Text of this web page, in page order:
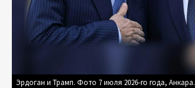
Эрдоган и Трамп. Фото 7 июля 2026-го года, Анкара.